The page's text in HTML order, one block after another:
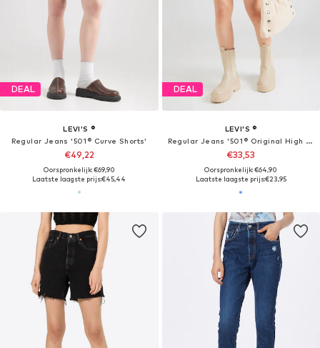
DEAL
LEVI'S ®
Regular Jeans '501® Curve Shorts'
€49,22
Oorspronkelijk: €69,90
Laatste laagste prijs:€45,44
DEAL
LEVI'S ®
Regular Jeans '501® Original High Rise Shorts'
€33,53
Oorspronkelijk: €64,90
Laatste laagste prijs:€23,95